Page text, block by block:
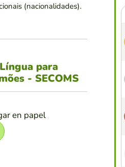
(nacionalidades).
para
- SECOMS
en papel